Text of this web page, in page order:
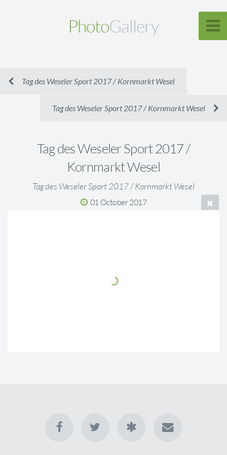
PhotoGallery
Tag des Weseler Sport 2017 / Kornmarkt Wesel
Tag des Weseler Sport 2017 / Kornmarkt Wesel
Tag des Weseler Sport 2017 /
Kornmarkt Wesel
Tag des Weseler Sport 2017 / Kornmarkt Wesel
01 October 2017